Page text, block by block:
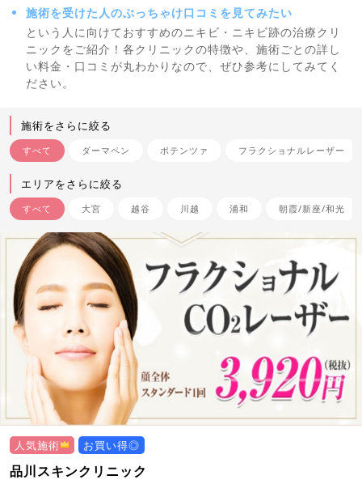
施術を受けた人のぶっちゃけ口コミを見てみたい
という人に向けておすすめのニキビ・ニキビ跡の治療クリ
ニックをご紹介！各クリニックの特徴や、施術ごとの詳し
い料金・口コミが丸わかりなので、ぜひ参考にしてみてく
ださい。
施術をさらに絞る
すべて ダーマペン ポテンツァ フラクショナルレーザー
エリアをさらに絞る
すべて 大宮 越谷 川越 浦和 朝霞/新座/和光
人気施術 お買い得◎
品川スキンクリニック